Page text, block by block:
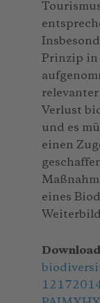
Prinzip in
Verlust
und es
einen
eines